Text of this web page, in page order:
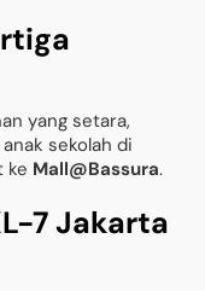
yang setara,
sekolah di
ke Mall@Bassura.
7 Jakarta